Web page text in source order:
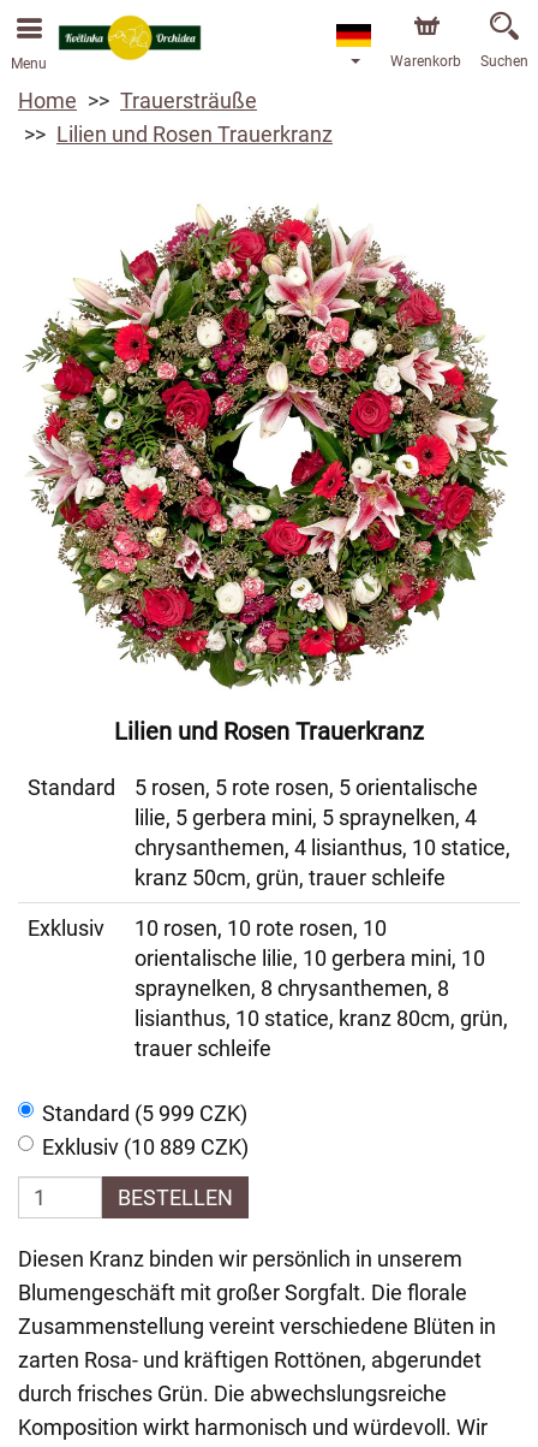
Menu Warenkorb Suchen
Home
Trauersträuße
Lilien und Rosen Trauerkranz
Lilien und Rosen Trauerkranz
Standard
5 rosen, 5 rote rosen, 5 orientalische
lilie, 5 gerbera mini, 5 spraynelken, 4
chrysanthemen, 4 lisianthus, 10 statice,
kranz 50cm, grün, trauer schleife
Exklusiv
10 rosen, 10 rote rosen, 10
orientalische lilie, 10 gerbera mini, 10
spraynelken, 8 chrysanthemen, 8
lisianthus, 10 statice, kranz 80cm, grün,
trauer schleife
Standard (5 999 CZK)
Exklusiv (10 889 CZK)
BESTELLEN
Diesen Kranz binden wir persönlich in unserem
Blumengeschäft mit großer Sorgfalt. Die florale
Zusammenstellung vereint verschiedene Blüten in
zarten Rosa- und kräftigen Rottönen, abgerundet
durch frisches Grün. Die abwechslungsreiche
Komposition wirkt harmonisch und würdevoll. Wir